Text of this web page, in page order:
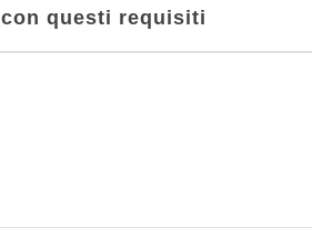
con questi requisiti